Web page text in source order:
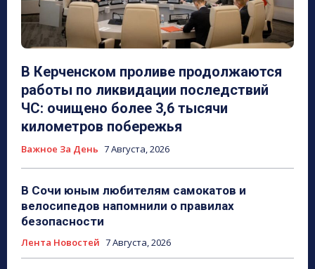
В Керченском проливе продолжаются
работы по ликвидации последствий
ЧС: очищено более 3,6 тысячи
километров побережья
Важное За День 7 Августа, 2026
В Сочи юным любителям самокатов и
велосипедов напомнили о правилах
безопасности
Лента Новостей 7 Августа, 2026